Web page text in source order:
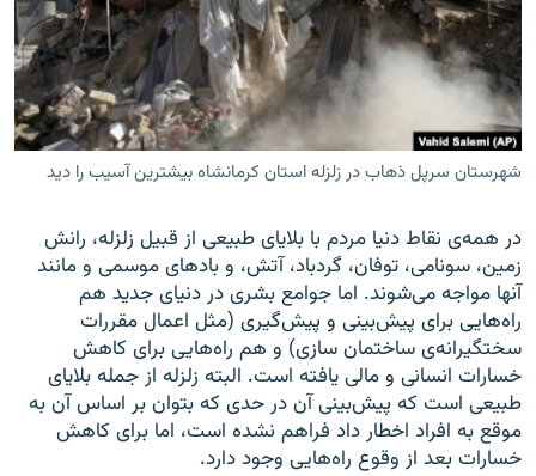
زبان‌های دیگر
شهرستان سرپل ذهاب در زلزله استان کرمانشاه بیشترین آسیب را دید
در همه‌ی نقاط دنیا مردم با بلایای طبیعی از قبیل زلزله، رانش
زمین، سونامی، توفان، گردباد، آتش، و بادهای موسمی و مانند
آنها مواجه می‌شوند. اما جوامع بشری در دنیای جدید هم
راه‌هایی برای پیش‌بینی و پیش‌گیری (مثل اعمال مقررات
سختگیرانه‌ی ساختمان سازی) و هم راه‌هایی برای کاهش
خسارات انسانی و مالی یافته است. البته زلزله از جمله بلایای
طبیعی است که پیش‌بینی آن در حدی که بتوان بر اساس آن به
موقع به افراد اخطار داد فراهم نشده است، اما برای کاهش
خسارات بعد از وقوع راه‌هایی وجود دارد.